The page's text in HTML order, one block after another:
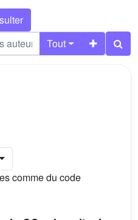
Tout
comme du code